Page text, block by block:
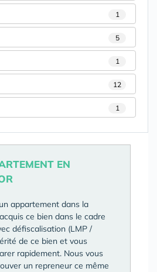
1
5
1
12
1
EN
appartement dans la
ce bien dans le cadre
défiscalisation (LMP /
de ce bien et vous
rapidement. Nous vous
un repreneur ce même